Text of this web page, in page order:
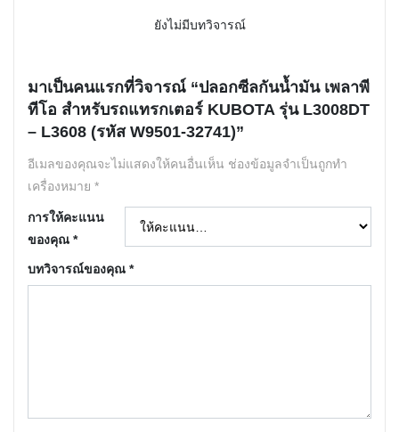
ยังไม่มีบทวิจารณ์
มาเป็นคนแรกที่วิจารณ์ “ปลอกซีลกันน้ำมัน เพลาพี
ทีโอ สำหรับรถแทรกเตอร์ KUBOTA รุ่น L3008DT
– L3608 (รหัส W9501-32741)”
อีเมลของคุณจะไม่แสดงให้คนอื่นเห็น ช่องข้อมูลจำเป็นถูกทำ
เครื่องหมาย *
การให้คะแนน
ของคุณ *
บทวิจารณ์ของคุณ *